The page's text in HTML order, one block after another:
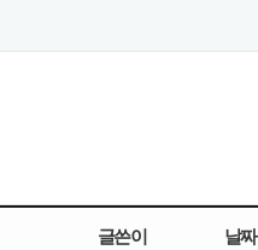
글쓴이 날짜